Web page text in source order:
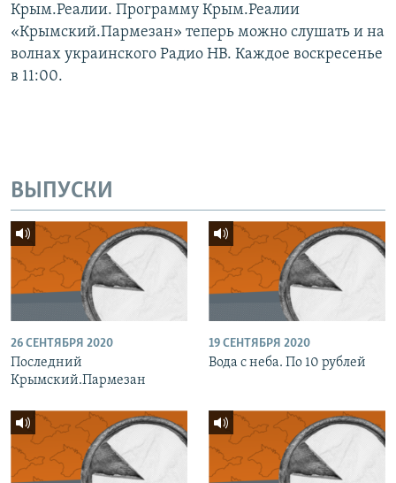
Крым.Реалии. Программу Крым.Реалии
«Крымский.Пармезан» теперь можно слушать и на
волнах украинского Радио НВ. Каждое воскресенье
в 11:00.
ВЫПУСКИ
26 СЕНТЯБРЯ 2020
Последний
Крымский.Пармезан
19 СЕНТЯБРЯ 2020
Вода с неба. По 10 рублей